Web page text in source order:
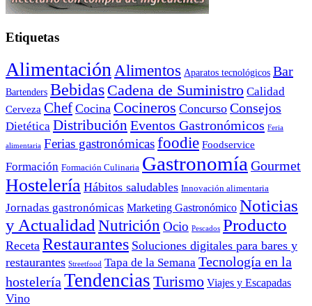
Etiquetas
Alimentación Alimentos Aparatos tecnológicos Bar
Bartenders Bebidas Cadena de Suministro Calidad
Cerveza Chef Cocina Cocineros Concurso Consejos
Dietética Distribución Eventos Gastronómicos Feria
alimentaria Ferias gastronómicasfoodie Foodservice
Formación Formación Culinaria Gastronomía Gourmet
Hostelería Hábitos saludables Innovación alimentaria
Jornadas gastronómicas Marketing Gastronómico Noticias
y Actualidad Nutrición Ocio Pescados Producto
Receta Restaurantes Soluciones digitales para bares y
restaurantes Streetfood Tapa de la Semana Tecnología en la
hostelería Tendencias Turismo Viajes y Escapadas
Vino